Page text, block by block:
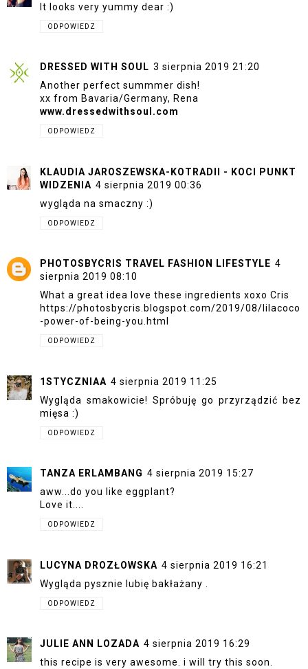
It looks very yummy dear :)
ODPOWIEDZ
DRESSED WITH SOUL 3 sierpnia 2019 21:20
Another perfect summmer dish!
xx from Bavaria/Germany, Rena
www.dressedwithsoul.com
ODPOWIEDZ
KLAUDIA JAROSZEWSKA-KOTRADII - KOCI PUNKT
WIDZENIA 4 sierpnia 2019 00:36
wygląda na smaczny :)
ODPOWIEDZ
PHOTOSBYCRIS TRAVEL FASHION LIFESTYLE 4
sierpnia 2019 08:10
What a great idea love these ingredients xoxo Cris
https://photosbycris.blogspot.com/2019/08/lilacoco
-power-of-being-you.html
ODPOWIEDZ
1STYCZNIAA 4 sierpnia 2019 11:25
Wygląda smakowicie! Spróbuję go przyrządzić bez
mięsa :)
ODPOWIEDZ
TANZA ERLAMBANG 4 sierpnia 2019 15:27
aww...do you like eggplant?
Love it....
ODPOWIEDZ
LUCYNA DROZŁOWSKA 4 sierpnia 2019 16:21
Wygląda pysznie lubię bakłażany .
ODPOWIEDZ
JULIE ANN LOZADA 4 sierpnia 2019 16:29
this recipe is very awesome. i will try this soon.